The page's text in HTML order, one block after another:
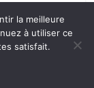
en
le PCF
la meilleure
à utiliser ce
satisfait.